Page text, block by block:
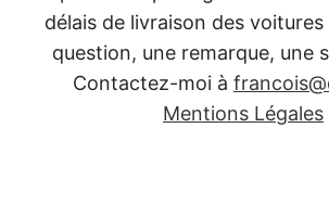
délais de livraison des voitures
question, une remarque, une
Contactez-moi à
Mentions Légales